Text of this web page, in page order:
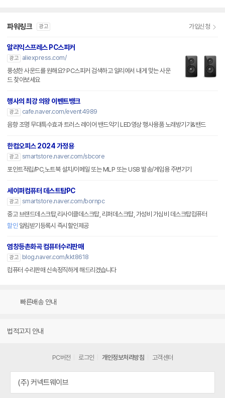
파워링크 광고 가입신청
알리익스프레스 PC스피커
광고
aliexpress.com/
풍성한 사운드를 원해요? PC스피커 검색하고 알리에서 내게 맞는 사운
드 찾아보세요
행사의 최강 의왕 이벤트뱅크
광고
cafe.naver.com/event4989
음향 조명 무대특수효과 트러스 레이어 밴드악기 LED영상 행사용품 노래방기기&밴드
한컴오피스 2024 가정용
광고 smartstore.naver.com/sbcore
포인트적립/PC,노트북 설치/이메일 또는 MLP 또는 USB 발송/게임용 주변기기
세이퍼컴퓨터 데스트탑PC
광고 smartstore.naver.com/bornpc
중고 브랜드데스크탑,리사이클데스크탑, 리퍼데스크탑, 가성비 가심비 데스크탑컴퓨터
할인 알림받기등록시 즉시할인제공
염창등촌화곡 컴퓨터수리판매
광고
blog.naver.com/kkt8618
컴퓨터 수리판매 신속정직하게 해드리겠습니다
빠른배송 안내
법적고지 안내
PC버전 로그인 개인정보처리방침 고객센터
(주) 커넥트웨이브